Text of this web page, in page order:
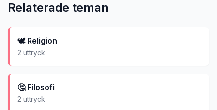
Relaterade teman
🕊️ Religion
2 uttryck
🤔 Filosofi
2 uttryck